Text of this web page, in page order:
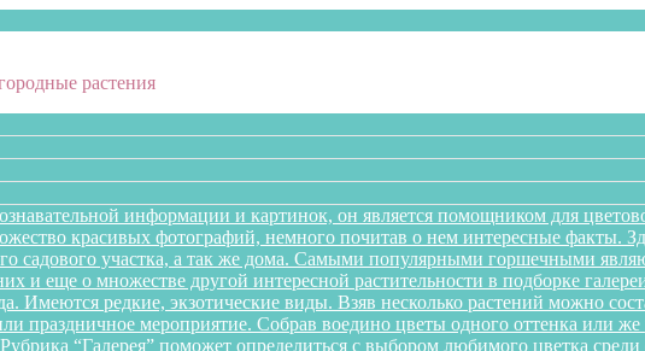
растения
информации и картинок, он является помощником для
красивых фотографий, немного почитав о нем интересные факты.
садового участка, а так же дома. Самыми популярными горшечными
и еще о множестве другой интересной растительности в подборке
Имеются редкие, экзотические виды. Взяв несколько растений можно
праздничное мероприятие. Собрав воедино цветы одного оттенка или
“Галерея” поможет определиться с выбором любимого цветка